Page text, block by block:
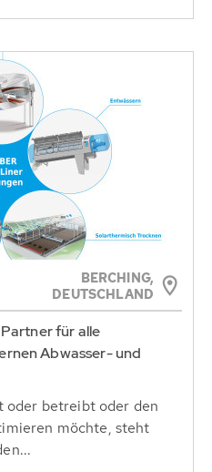
BERCHING,
DEUTSCHLAND
Partner für alle
Abwasser- und
oder betreibt oder den
möchte, steht